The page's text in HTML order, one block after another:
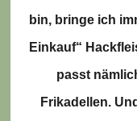
bin, bringe ich
Einkauf“
passt
Frikadellen.